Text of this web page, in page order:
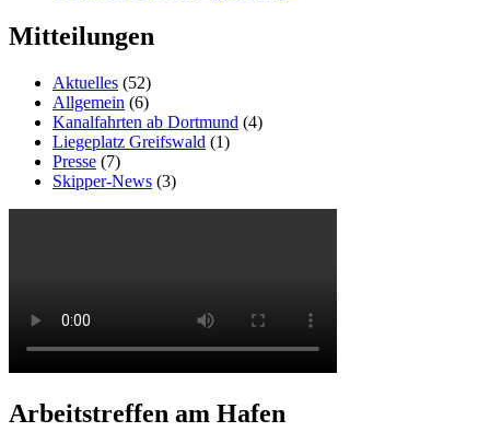
Mitteilungen
Aktuelles (52)
Allgemein (6)
Kanalfahrten ab Dortmund (4)
Liegeplatz Greifswald (1)
Presse (7)
Skipper-News (3)
Arbeitstreffen am Hafen